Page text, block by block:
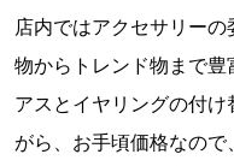
店内ではアクセサリー
物からトレンド物まで
アスとイヤリングの付
がら、お手頃価格なの